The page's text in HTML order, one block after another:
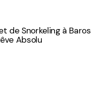
de Snorkeling à Baros
Absolu